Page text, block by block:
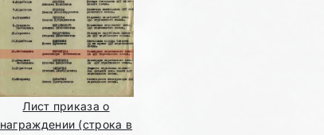
Лист приказа о
награждении (строка в